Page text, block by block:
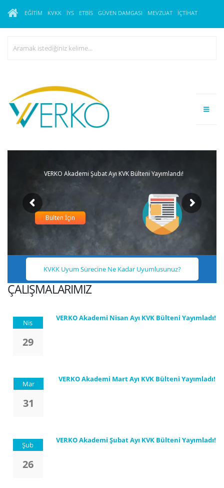
EĞITIM KVKK İYS ETBİS GÜVEN DAMGASI MEVZUAT İÇTIHAT
VERKO Akademi Şubat Ayı KVK Bülteni Yayımlandı!
Bülten İçin
KVKK Uyum Sürecine Ne Kadar Uyumlusunuz?
ÇALIŞMALARIMIZ
Nis
29
VERKO Akademi Nisan Ayı KVK Bülteni Yayımladı!
Mar
31
VERKO Akademi Mart Ayı KVK Bülteni Yayımladı!
Şub
26
VERKO Akademi Şubat Ayı KVK Bülteni Yayımladı!